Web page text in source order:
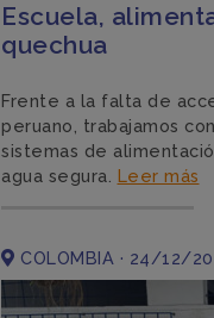
Escuela,
quechua
Frente a la falta de
peruano, trabajamos
sistemas de
agua segura. Leer más
COLOMBIA · 24/12/